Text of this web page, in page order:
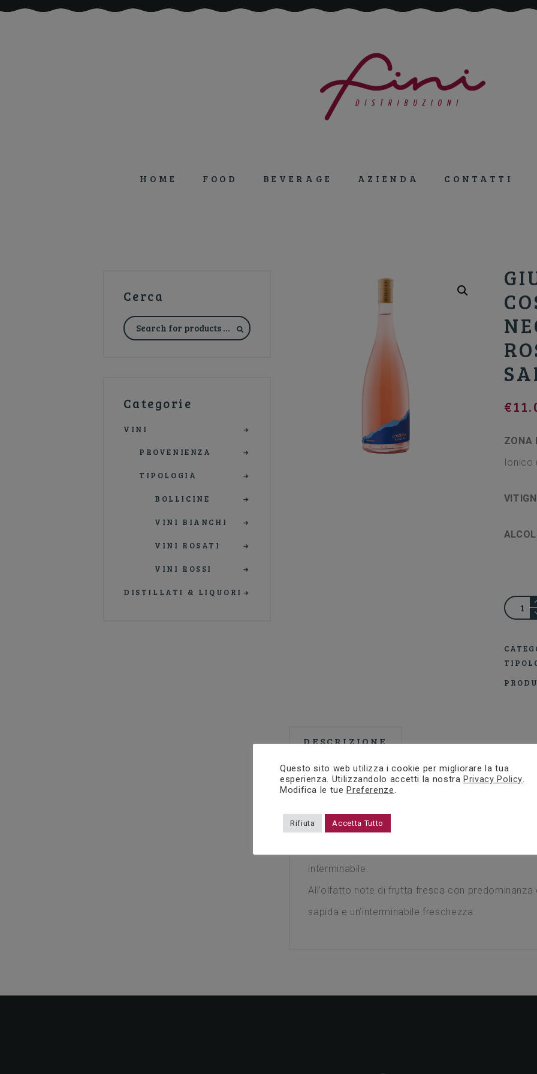
HOME FOOD BEVERAGE AZIENDA CONTATTI
€
ZONA
Ionico
DESCRIZIONE
Descrizione
Un vigneto unico, ad un passo dal mare, dove il
congiunge a quello ricorrente della vite.
Quì nasce Costiero, rosato cristallino dall’animo
interminabile.
All’olfatto note di frutta fresca con predominanza
sapida e un’interminabile freschezza.
Cerca
Categorie
VINI
PROVENIENZA
TIPOLOGIA
BOLLICINE
VINI BIANCHI
VINI ROSATI
VINI ROSSI
DISTILLATI & LIQUORI
Questo sito web utilizza i cookie per migliorare la tua
esperienza. Utilizzandolo accetti la nostraPrivacy Policy
Modifica le tuePreferenze
Rifiuta Accetta Tutto